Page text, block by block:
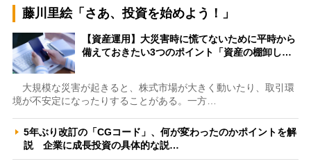
藤川里絵「さあ、投資を始めよう！」
【資産運用】大災害時に慌てないために平時から
備えておきたい3つのポイント「資産の棚卸し…
大規模な災害が起きると、株式市場が大きく動いたり、取引環
境が不安定になったりすることがある。一方…
5年ぶり改訂の「CGコード」、何が変わったのかポイントを解
説 企業に成長投資の具体的な説…